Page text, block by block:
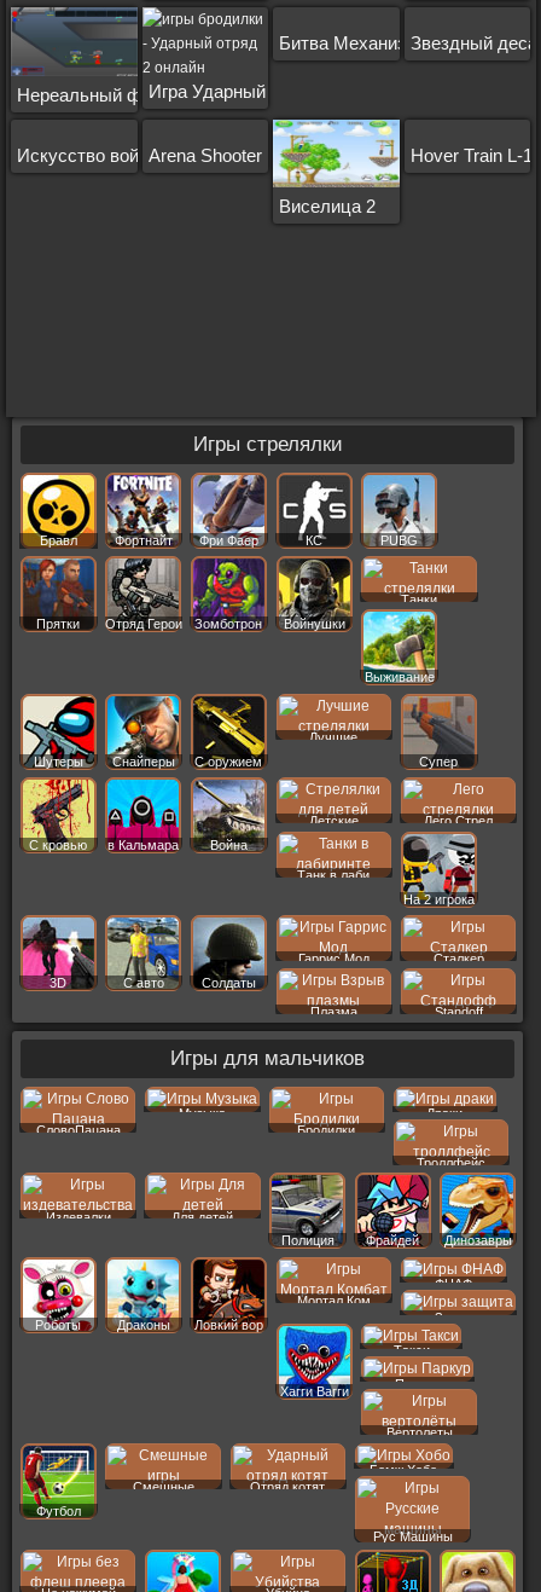
Нереальный флешИгра Ударный отряд 2
Битва МеханизмовЗвездный
Искусство войны 2Arena Shooter
Виселица 2
Hover Train L-19
Игры стрелялки
Бравл
Старс
Фортнайт Фри Фаер КС PUBG
Прятки Отряд Герои Зомботрон Войнушки
Танки
Выживание
Шутеры Снайперы С оружием
Лучшие
Супер
С кровью в Кальмара Война
Детские Лего Стрел
Танк в лаби
На 2 игрока
3D С авто Солдаты
Гаррис Мод Сталкер
Плазма Standoff
Игры для мальчиков
СловоПацана
Музыка
Бродилки
Драки
Троллфейс
Издевалки
Для детей
Полиция
Фрайдей Динозавры
Роботы Драконы Ловкий вор
Мортал Ком
ФНАФ
Защита
Хагги Вагги
Такси
Паркур
Вертолеты
Футбол
Смешные Отряд котят
Бомж Хобо
Рус Машины